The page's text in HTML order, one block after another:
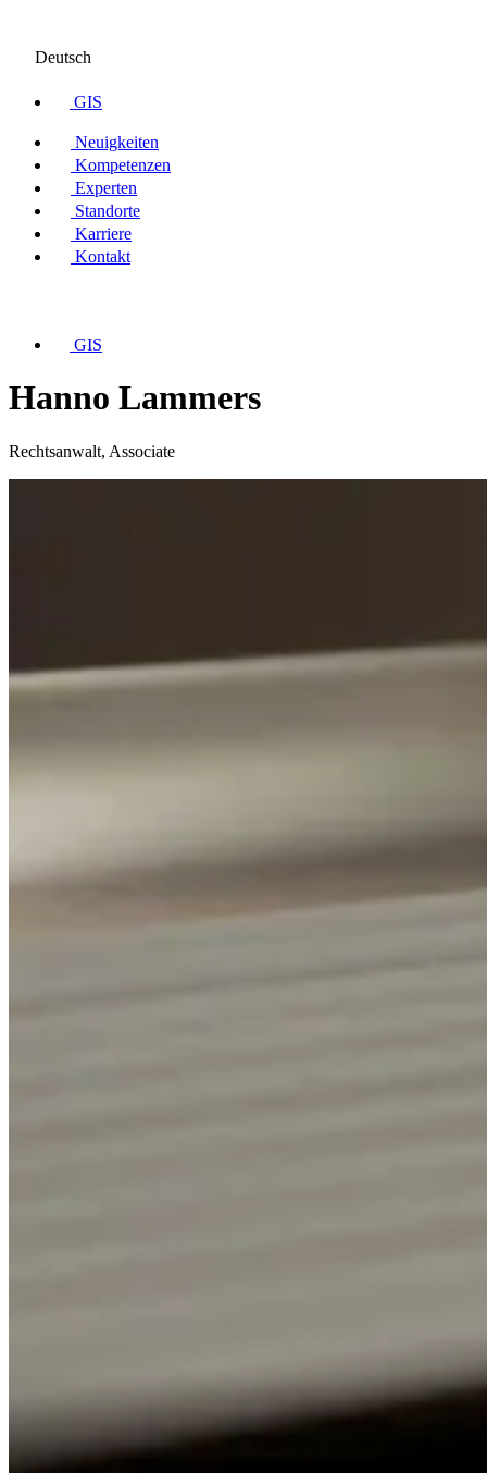
Deutsch
GIS
Neuigkeiten
Kompetenzen
Experten
Standorte
Karriere
Kontakt
GIS
Hanno Lammers
Rechtsanwalt, Associate